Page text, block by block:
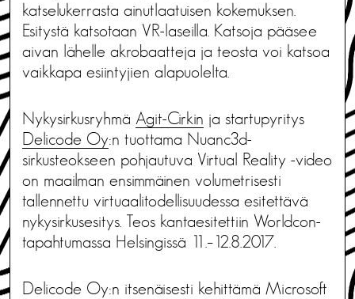
katselukerrasta ainutlaatuisen kokemuksen.
Esitystä katsotaan VR-laseilla. Katsoja pääsee
aivan lähelle akrobaatteja ja teosta voi katsoa
vaikkapa esiintyjien alapuolelta.
Nykysirkusryhmä Agit-Cirkin ja startupyritys
Delicode Oy:n tuottama Nuanc3d-
sirkusteokseen pohjautuva Virtual Reality -video
on maailman ensimmäinen volumetrisesti
tallennettu virtuaalitodellisuudessa esitettävä
nykysirkusesitys. Teos kantaesitettiin Worldcon-
tapahtumassa Helsingissä 11.–12.8.2017.
Delicode Oy:n itsenäisesti kehittämä Microsoft